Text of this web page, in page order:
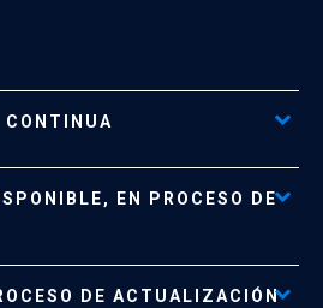
CONTINUA
e Información Importante
EN PROCESO DE
No Disponible file_download
DE ACTUALIZACIÓN